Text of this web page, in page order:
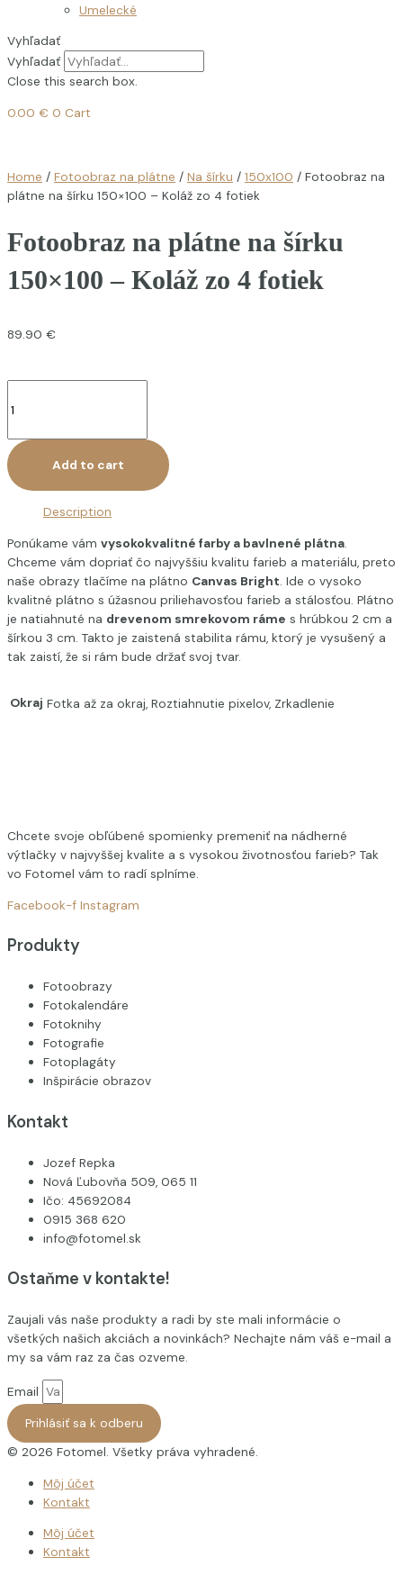
Umelecké
Vyhľadať
Vyhľadať
Close this search box.
0.00 € 0 Cart
Home / Fotoobraz na plátne / Na šírku / 150x100 / Fotoobraz na
plátne na šírku 150×100 – Koláž zo 4 fotiek
Fotoobraz na plátne na šírku
150×100 – Koláž zo 4 fotiek
89.90 €
Add to cart
Description
Ponúkame vám vysokokvalitné farby a bavlnené plátna.
Chceme vám dopriať čo najvyššiu kvalitu farieb a materiálu, preto
naše obrazy tlačíme na plátno Canvas Bright. Ide o vysoko
kvalitné plátno s úžasnou priliehavosťou farieb a stálosťou. Plátno
je natiahnuté na drevenom smrekovom ráme s hrúbkou 2 cm a
šírkou 3 cm. Takto je zaistená stabilita rámu, ktorý je vysušený a
tak zaistí, že si rám bude držať svoj tvar.
Okraj Fotka až za okraj, Roztiahnutie pixelov, Zrkadlenie
Chcete svoje obľúbené spomienky premeniť na nádherné
výtlačky v najvyššej kvalite a s vysokou životnosťou farieb? Tak
vo Fotomel vám to radí splníme.
Facebook-f Instagram
Produkty
Fotoobrazy
Fotokalendáre
Fotoknihy
Fotografie
Fotoplagáty
Inšpirácie obrazov
Kontakt
Jozef Repka
Nová Ľubovňa 509, 065 11
Ičo: 45692084
0915 368 620
info@fotomel.sk
Ostaňme v kontakte!
Zaujali vás naše produkty a radi by ste mali informácie o
všetkých našich akciách a novinkách? Nechajte nám váš e-mail a
my sa vám raz za čas ozveme.
Email
Prihlásiť sa k odberu
© 2026 Fotomel. Všetky práva vyhradené.
Môj účet
Kontakt
Môj účet
Kontakt